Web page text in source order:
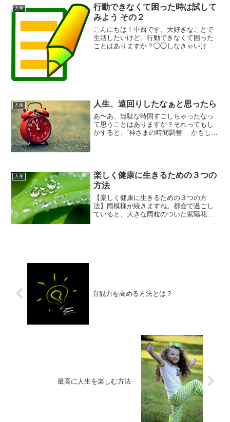
る野中恒宏 さんの「目覚めの漫画: 人生
のど真ん中を歩きたい...
人生
行動できなくて困った時は試して
みよう その２
こんにちは！中西です。大好きなことで
生活したいけど、行動できなくて困った
ことはありますか？◯◯しなきゃいけな
人生 人生、遠回りしたなぁと思ったら
あ〜あ、無駄な時間すごしちゃったなっ
て思うことはありますか？それってもし
かすると、“神さまの時間調整” かもしれ
人生
楽しく健康に生きるための３つの
方法
【楽しく健康に生きるための３つの方
法】雨模様が続きますね。都会で過ごし
ていると、大きな雨粒のついた紫陽花の
直観力を高める方法とは？
最高に人生を楽しむ方法